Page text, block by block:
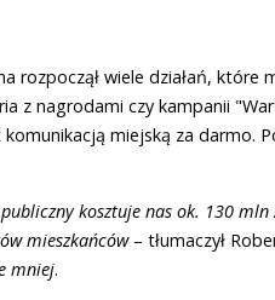
rozpoczął wiele działań, które
z nagrodami czy kampanii
miejską za darmo.
kosztuje nas ok. 130 mln
mieszkańców– tłumaczył
mniej.